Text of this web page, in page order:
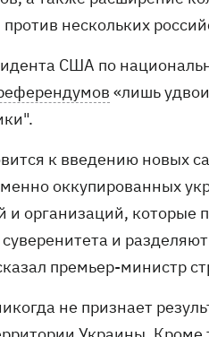
нескольких
США по
«лишь
к введению новых
оккупированных
организаций, которые
и
премьер-министр
не признает